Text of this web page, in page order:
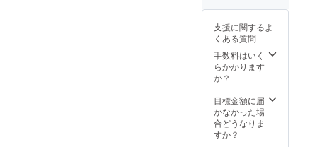
合上9月
以降の
お届け
となり
ます。
トオー
ナーに
帰属し
ます。
＊この
コン
たいと
思って
くださ
い。 ＊
講師の
交通費
に関し
まして
はご支
ご負担
となり
ます。
ださ
い！ ＊
こちら
のリ
ターン
は9月〜
での日
程調整
の上リ
たあそ
届けし
ま
す。
過去の
ワーク
プで
は、子
ども園
の子供
支援に関するよ
くある質問
手数料はいく
らかかります
か？
目標金額に届
かなかった場
合どうなりま
すか？